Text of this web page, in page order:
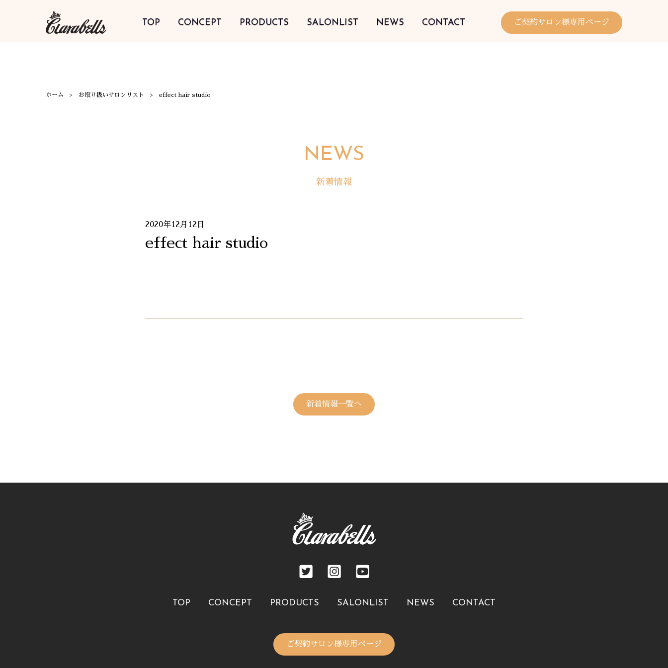
TOP CONCEPT PRODUCTS SALONLIST NEWS CONTACT ご契約サロン様専用ページ
ホーム お取り扱いサロンリスト effect hair studio
NEWS
新着情報
2020年12月12日
effect hair studio
新着情報一覧へ
TOP CONCEPT PRODUCTS SALONLIST NEWS CONTACT
ご契約サロン様専用ページ